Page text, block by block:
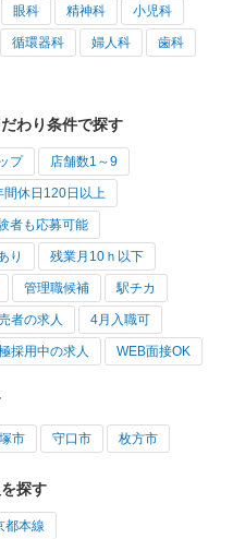
眼科 精神科 小児科
循環器科 婦人科 歯科
わり条件で探す
プ 店舗数1～9
間休日120日以上
者も応募可能
り 残業月10ｈ以下
管理職候補 駅チカ
者の求人 4月入職可
採用中の求人 WEB面接OK
市 守口市 枚方市
探す
都本線